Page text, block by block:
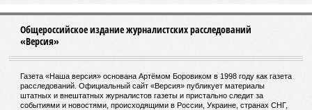
Общероссийское издание журналистских расследований
«Версия»
Газета «Наша версия» основана Артёмом Боровиком в 1998 году как газета
расследований. Официальный сайт «Версия» публикует материалы
штатных и внештатных журналистов газеты и пристально следит за
событиями и новостями, происходящими в России, Украине, странах СНГ,